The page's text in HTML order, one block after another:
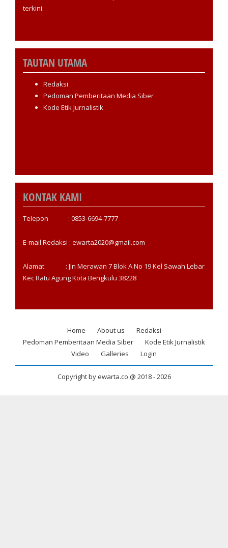
terkini.
TAUTAN UTAMA
Redaksi
Pedoman Pemberitaan Media Siber
Kode Etik Jurnalistik
KONTAK KAMI
Telepon : 0853-6694-7777
E-mail Redaksi : ewarta2020@gmail.com
Alamat : Jln Merawan 7 Blok A No 19 Kel Sawah Lebar
Kec Ratu Agung Kota Bengkulu 38228
Footer
Home About us
Redaksi
Pedoman Pemberitaan Media Siber
Kode Etik Jurnalistik
Video
Galleries Login
Copyright by ewarta.co @ 2018 -2026